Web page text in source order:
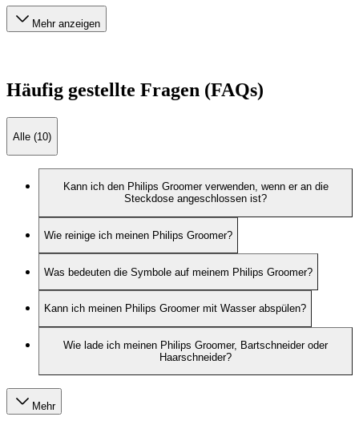
Mehr anzeigen
Häufig gestellte Fragen (FAQs)
Alle (10)
Kann ich den Philips Groomer verwenden, wenn er an die
Steckdose angeschlossen ist?
Wie reinige ich meinen Philips Groomer?
Was bedeuten die Symbole auf meinem Philips Groomer?
Kann ich meinen Philips Groomer mit Wasser abspülen?
Wie lade ich meinen Philips Groomer, Bartschneider oder
Haarschneider?
Mehr